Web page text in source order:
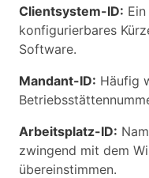
Clientsystem-ID:
konfigurierbares
Software.
Mandant-ID: Häufig
Arbeitsplatz-ID:
zwingend mit dem
übereinstimmen.